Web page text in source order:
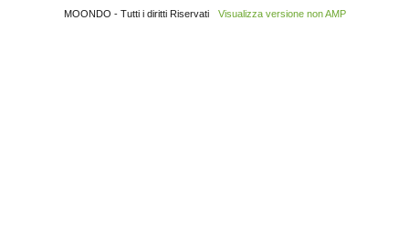
MOONDO - Tutti i diritti Riservati Visualizza versione non AMP